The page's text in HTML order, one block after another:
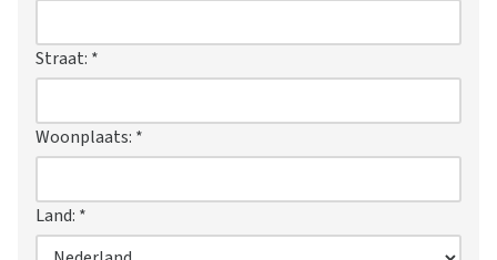
Straat: *
Woonplaats: *
Land: *